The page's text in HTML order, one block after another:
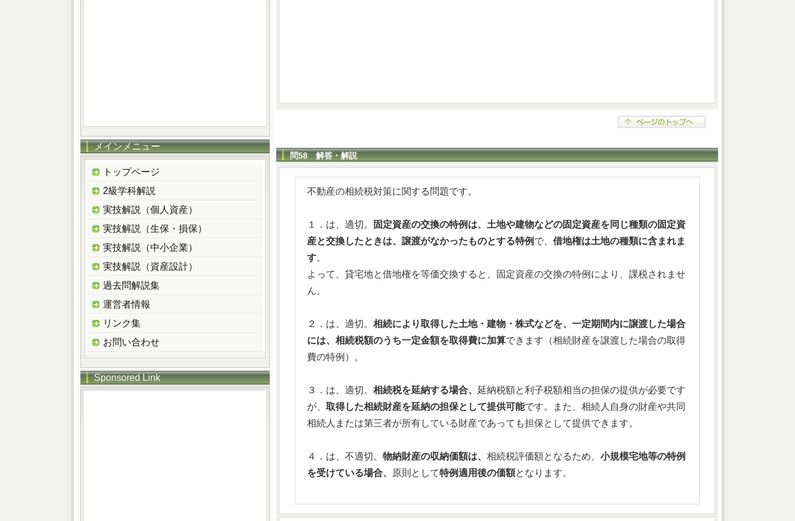
問58 解答・解説
不動産の相続税対策に関する問題です。
１．は、適切。
固定資産の交換の特例は、土地や建物などの固定資産を同じ種類の固定資
産と交換したときは、譲渡がなかったものとする特例 で、 借地権は土地の種類に含まれま
す。
よって、貸宅地と借地権を等価交換すると、固定資産の交換の特例により、課税されませ
ん。
２．は、適切。 相続により取得した土地・建物・株式などを、一定期間内に譲渡した場合
には、相続税額のうち一定金額を取得費に加算できます（相続財産を譲渡した場合の取得
費の特例）。
３．は、適切。 相続税を延納する場合、 延納税額と利子税額相当の担保の提供が必要です
が、 取得した相続財産を延納の担保として提供可能です。また、相続人自身の財産や共同
相続人または第三者が所有している財産であっても担保として提供できます。
４．は、不適切。 物納財産の収納価額は、 相続税評価額となるため、 小規模宅地等の特例
を受けている場合、
原則として特例適用後の価額となります。
メインメニュー
トップページ
2級学科解説
実技解説（個人資産）
実技解説（生保・損保）
実技解説（中小企業）
実技解説（資産設計）
過去問解説集
運営者情報
リンク集
お問い合わせ
Sponsored Link